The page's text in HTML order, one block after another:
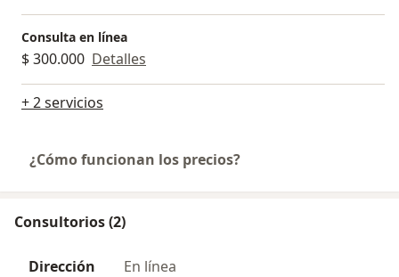
Consulta en línea
$ 300.000 Detalles
+ 2 servicios
¿Cómo funcionan los precios?
Consultorios (2)
Dirección En línea